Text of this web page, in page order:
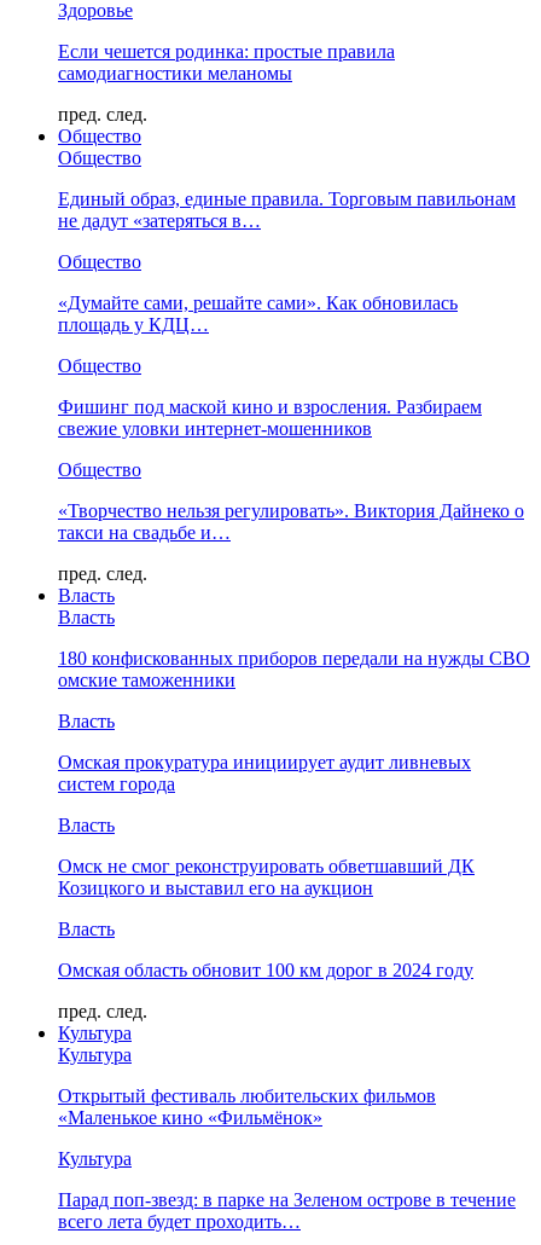
Здоровье
Если чешется родинка: простые правила
самодиагностики меланомы
пред. след.
Общество
Общество
Единый образ, единые правила. Торговым павильонам
не дадут «затеряться в…
Общество
«Думайте сами, решайте сами». Как обновилась
площадь у КДЦ…
Общество
Фишинг под маской кино и взросления. Разбираем
свежие уловки интернет-мошенников
Общество
«Творчество нельзя регулировать». Виктория Дайнеко о
такси на свадьбе и…
пред. след.
Власть
Власть
180 конфискованных приборов передали на нужды СВО
омские таможенники
Власть
Омская прокуратура инициирует аудит ливневых
систем города
Власть
Омск не смог реконструировать обветшавший ДК
Козицкого и выставил его на аукцион
Власть
Омская область обновит 100 км дорог в 2024 году
пред. след.
Культура
Культура
Открытый фестиваль любительских фильмов
«Маленькое кино «Фильмёнок»
Культура
Парад поп-звезд: в парке на Зеленом острове в течение
всего лета будет проходить…